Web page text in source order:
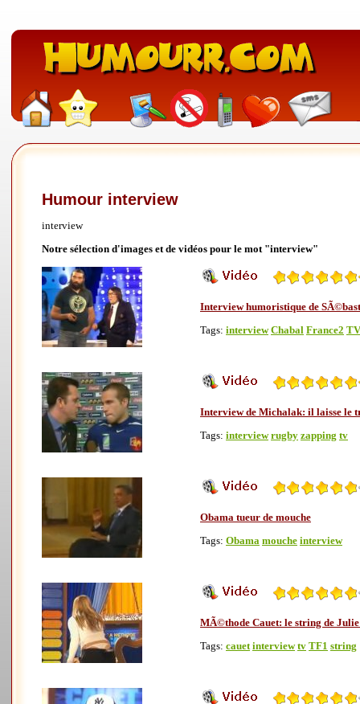
Humour interview
interview
Notre sélection d'images et de vidéos pour le mot "interview"
Interview humoristique de
Tags: interview Chabal France2 TV
Interview de Michalak: il laisse le
Tags: interview rugby zapping tv
Obama tueur de mouche
Tags: Obama mouche interview
MÃ©thode Cauet: le string de
Tags: cauet interview tv TF1 string